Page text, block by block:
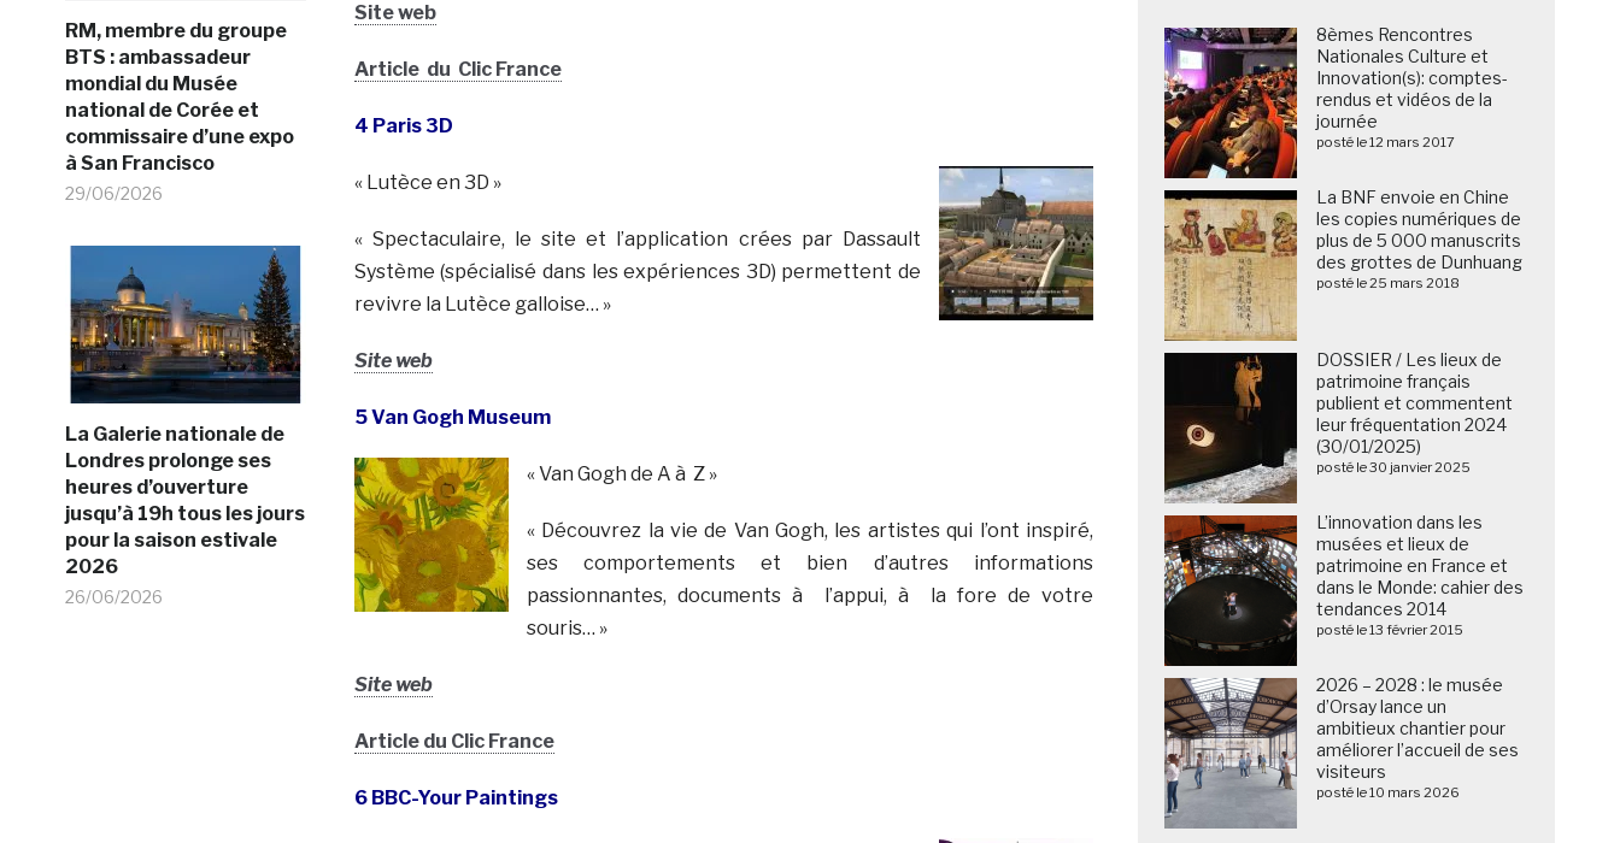
RM, membre du groupe
BTS : ambassadeur
mondial du Musée
national de Corée et
commissaire d’une expo
à San Francisco
29/06/2026
La Galerie nationale de
Londres prolonge ses
heures d’ouverture
jusqu’à 19h tous les jours
pour la saison estivale
2026
26/06/2026
Site web
Article du Clic France
4 Paris 3D
« Lutèce en 3D »
« Spectaculaire, le site et l’application crées par Dassault
Système (spécialisé dans les expériences 3D) permettent de
revivre la Lutèce galloise… »
Site web
5 Van Gogh Museum
« Van Gogh de A à Z »
« Découvrez la vie de Van Gogh, les artistes qui l’ont inspiré,
ses comportements et bien d’autres informations
passionnantes, documents à l’appui, à la fore de votre
souris… »
Site web
Article du Clic France
6 BBC-Your Paintings
8èmes Rencontres
Nationales Culture et
Innovation(s): comptes-
rendus et vidéos de la
journée
posté le 12 mars 2017
La BNF envoie en Chine
les copies numériques de
plus de 5 000 manuscrits
des grottes de Dunhuang
posté le 25 mars 2018
DOSSIER / Les lieux de
patrimoine français
publient et commentent
leur fréquentation 2024
(30/01/2025)
posté le 30 janvier 2025
L’innovation dans les
musées et lieux de
patrimoine en France et
dans le Monde: cahier des
tendances 2014
posté le 13 février 2015
2026 – 2028 : le musée
d’Orsay lance un
ambitieux chantier pour
améliorer l’accueil de ses
visiteurs
posté le 10 mars 2026